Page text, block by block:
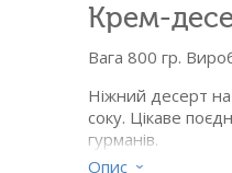
Крем-
Вага 800 гр.
Ніжний десерт
соку. Цікаве
гурманів.
Опис